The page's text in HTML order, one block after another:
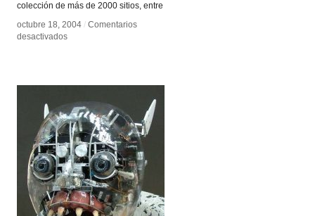
colección de más de 2000 sitios, entre
octubre 18, 2004 / Comentarios
desactivadosen
octubre 18, 2004 / Comentarios
desactivadosen